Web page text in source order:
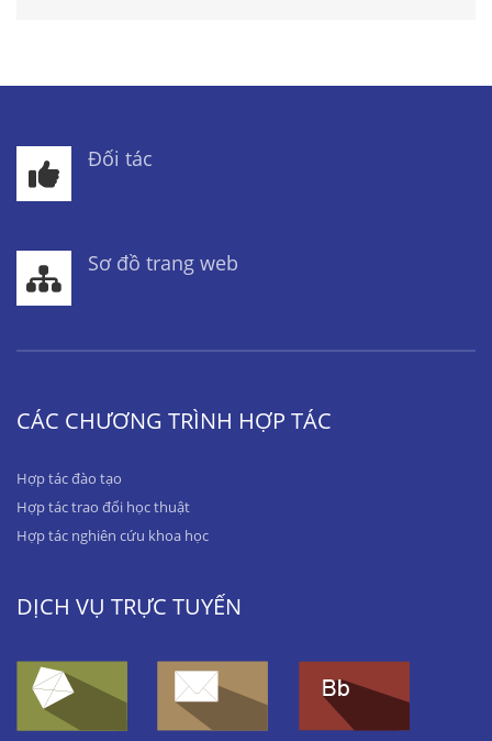
Đối tác
Sơ đồ trang web
CÁC CHƯƠNG TRÌNH HỢP TÁC
Hợp tác đào tạo
Hợp tác trao đổi học thuật
Hợp tác nghiên cứu khoa học
DỊCH VỤ TRỰC TUYẾN